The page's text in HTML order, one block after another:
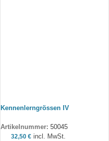
Kennenlerngrössen IV
Artikelnummer: 50045
32,50 € incl. MwSt.